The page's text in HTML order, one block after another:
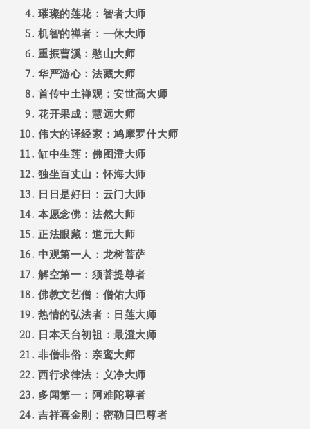
璀璨的莲花：智者大师
机智的禅者：一休大师
重振曹溪：憨山大师
华严游心：法藏大师
首传中土禅观：安世高大师
花开果成：慧远大师
伟大的译经家：鸠摩罗什大师
缸中生莲：佛图澄大师
独坐百丈山：怀海大师
日日是好日：云门大师
本愿念佛：法然大师
正法眼藏：道元大师
中观第一人：龙树菩萨
解空第一：须菩提尊者
佛教文艺僧：僧佑大师
热情的弘法者：日莲大师
日本天台初祖：最澄大师
非僧非俗：亲鸾大师
西行求律法：义净大师
多闻第一：阿难陀尊者
吉祥喜金刚：密勒日巴尊者